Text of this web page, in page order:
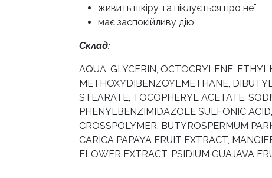
живить шкіру та піклується про неї
має заспокійливу дію
Склад:
AQUA, GLYCERIN, OCTOCRYLENE,
METHOXYDIBENZOYLMETHANE,
STEARATE, TOCOPHERYL ACETATE,
PHENYLBENZIMIDAZOLE SULFONIC
CROSSPOLYMER, BUTYROSPERMUM
CARICA PAPAYA FRUIT EXTRACT,
FLOWER EXTRACT, PSIDIUM GUAJAVA